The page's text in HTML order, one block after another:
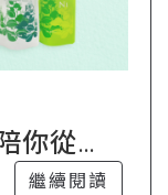
你從上
繼續閱讀